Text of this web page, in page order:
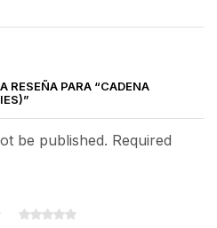
RESEÑA PARA “CADENA
be published. Required